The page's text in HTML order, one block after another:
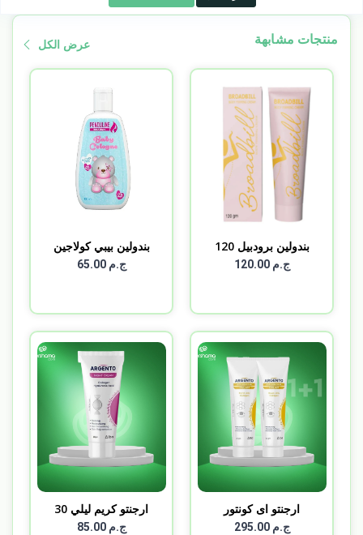
منتجات مشابهة عرض الكل
بندولين برودبيل 120
ملج.م 120.00
بندولين بيبي كولاجين
10...ج.م 65.00
ارجنتو اى كونتور
ARGEN...
ج.م 295.00
ارجنتو كريم ليلي 30
جم...ج.م 85.00